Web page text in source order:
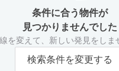
条件に合う物件が
見つかりませんでした
を変えて、新しい発見をしま
検索条件を変更する